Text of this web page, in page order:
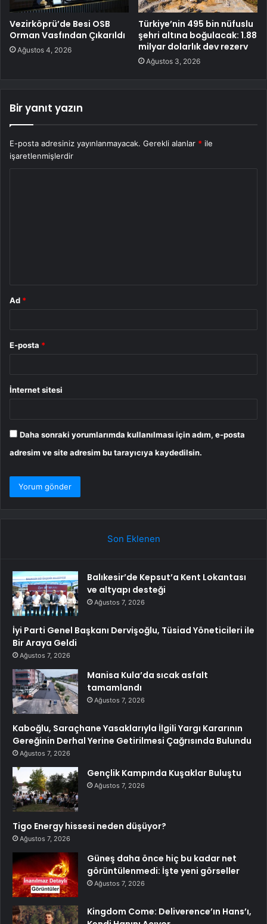
Vezirköprü’de Besi OSB
Orman Vasfından Çıkarıldı
Ağustos 4, 2026
Türkiye’nin 495 bin nüfuslu
şehri altına boğulacak: 1.88
milyar dolarlık dev rezerv
Ağustos 3, 2026
Bir yanıt yazın
E-posta adresiniz yayınlanmayacak. Gerekli alanlar * ile
işaretlenmişlerdir
Ad *
E-posta *
İnternet sitesi
Daha sonraki yorumlarımda kullanılması için adım, e-posta
adresim ve site adresim bu tarayıcıya kaydedilsin.
Son Eklenen
Balıkesir’de Kepsut’a Kent Lokantası
ve altyapı desteği
Ağustos 7, 2026
İyi Parti Genel Başkanı Dervişoğlu, Tüsiad Yöneticileri ile
Bir Araya Geldi
Ağustos 7, 2026
Manisa Kula’da sıcak asfalt
tamamlandı
Ağustos 7, 2026
Kaboğlu, Saraçhane Yasaklarıyla İlgili Yargı Kararının
Gereğinin Derhal Yerine Getirilmesi Çağrısında Bulundu
Ağustos 7, 2026
Gençlik Kampında Kuşaklar Buluştu
Ağustos 7, 2026
Tigo Energy hissesi neden düşüyor?
Ağustos 7, 2026
Güneş daha önce hiç bu kadar net
görüntülenmedi: İşte yeni görseller
Ağustos 7, 2026
Kingdom Come: Deliverence’ın Hans’ı,